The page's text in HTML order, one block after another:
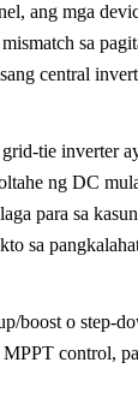
ang mga
sa
central
tie inverter
ng DC
para sa
sa
boost o step-
control,